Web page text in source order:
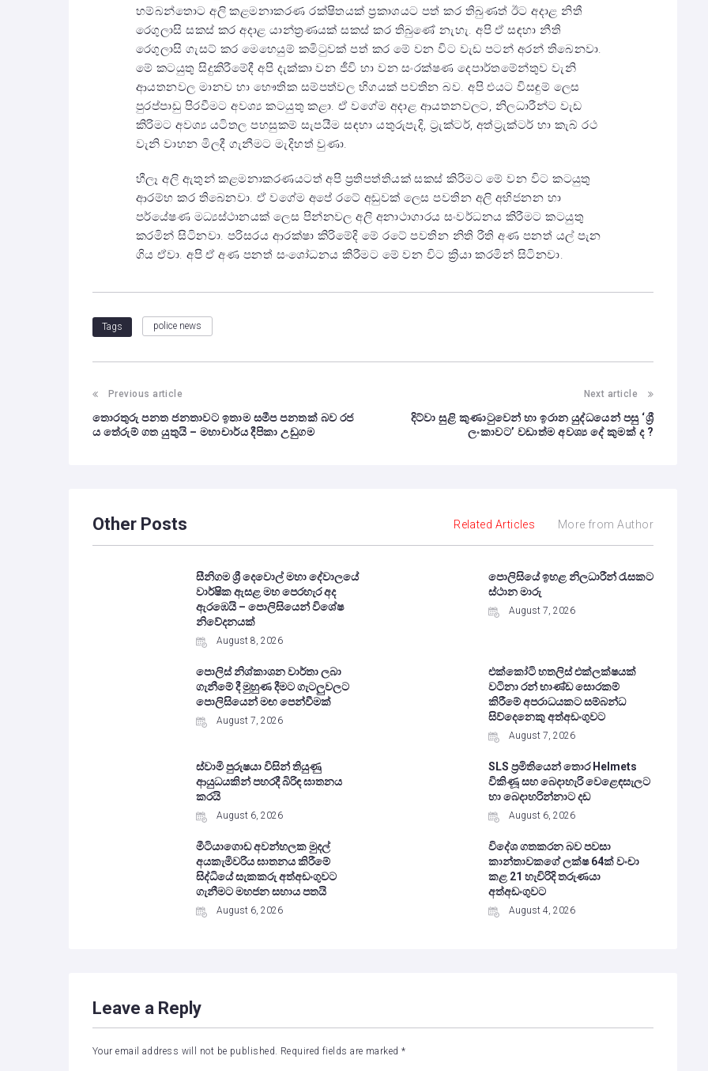
හම්බන්තොට අලි කළමනාකරණ රක්ෂිතයක් ප්‍රකාශයට පත් කර තිබුණත් ඊට අදාළ නිතී
රෙගුලාසි සකස් කර අදාළ යාන්ත්‍රණයක් සකස් කර තිබුණේ නැහැ. අපි ඒ සඳහා නීති
රෙගුලාසි ගැසට් කර මෙහෙයුම් කමිටුවක් පත් කර මේ වන විට වැඩ පටන් අරන් තිබෙනවා.
මේ කටයුතු සිදුකිරීමේදී අපි දැක්කා වන ජීවි හා වන සංරක්ෂණ දෙපාර්තමේන්තුව වැනි
ආයතනවල මානව හා භෞතික සම්පත්වල හිගයක් පවතින බව. අපි එයට විසඳුම් ලෙස
පුරප්පාඩු පිරවීමට අවශ්‍ය කටයුතු කළා. ඒ වගේම අදාළ ආයතනවලට, නිලධාරීන්ට වැඩ
කිරිමට අවශ්‍ය යටිතල පහසුකම් සැපයීම සඳහා යතුරුපැදි, ට්‍රැක්ටර්, අත්ට්‍රැක්ටර් හා කැබ් රථ
වැනි වාහන මිලදී ගැනීමට මැදිහත් වුණා.
හීලෑ අලි ඇතුන් කළමනාකරණයටත් අපි ප්‍රතිපත්තියක් සකස් කිරිමට මේ වන විට කටයුතු
ආරම්භ කර තිබෙනවා. ඒ වගේම අපේ රටේ අඩුවක් ලෙස පවතින අලි අභිජනන හා
පර්යේෂණ මධ්‍යස්ථානයක් ලෙස පින්නවල අලි අනාථාගාරය සංවර්ධනය කිරීමට කටයුතු
කරමින් සිටිනවා. පරිසරය ආරක්ෂා කිරිමේදි මේ රටේ පවතින නිති රීති අණ පනත් යල් පැන
ගිය ඒවා. අපි ඒ අණ පනත් සංශෝධනය කිරීමට මේ වන විට ක්‍රියා කරමින් සිටිනවා.
Tags police news
Previous article
තොරතුරු පනත ජනතාවට ඉතාම සමීප පනතක් බව රජ
ය තේරුම් ගත යුතුයි – මහාචාර්ය දීපිකා උඩුගම
Next article
දිට්වා සුළි කුණාටුවෙන් හා ඉරාන යුද්ධයෙන් පසු ‘ශ්‍රී
ලංකාවට’ වඩාත්ම අවශ්‍ය දේ කුමක් ද ?
Other Posts Related Articles More from Author
සීනිගම ශ්‍රී දෙවොල් මහා දේවාලයේ
වාර්ෂික ඇසළ මහ පෙරහැර අද
ඇරඹෙයි – පොලිසියෙන් විශේෂ
නිවේදනයක්
August 8, 2026
පොලිසියේ ඉහළ නිලධාරීන් රැසකට
ස්ථාන මාරු
August 7, 2026
පොලිස් නිශ්කාශන වාර්තා ලබා
ගැනීමේ දී මුහුණ දීමට ගැටලුවලට
පොලිසියෙන් මඟ පෙන්වීමක්
August 7, 2026
එක්කෝටි හතලිස් එක්ලක්ෂයක්
වටිනා රන් භාණ්ඩ සොරකම්
කිරීමේ අපරාධයකට සම්බන්ධ
සිව්දෙනෙකු අත්අඩංගුවට
August 7, 2026
ස්වාමි පුරුෂයා විසින් තියුණු
ආයුධයකින් පහරදී බිරිඳ ඝාතනය
කරයි
August 6, 2026
SLS ප්‍රමිතියෙන් තොර Helmets
විකිණූ සහ බෙදාහැරි වෙළෙඳසැලට
හා බෙදාහරින්නාට දඩ
August 6, 2026
මීටියාගොඩ අවන්හලක මුදල්
අයකැමිවරිය ඝාතනය කිරීමේ
සිද්ධියේ සැකකරු අත්අඩංගුවට
ගැනීමට මහජන සහාය පතයි
August 6, 2026
විදේශ ගතකරන බව පවසා
කාන්තාවකගේ ලක්ෂ 64ක් වංචා
කළ 21 හැවිරිදි තරුණයා
අත්අඩංගුවට
August 4, 2026
Leave a Reply
Your email address will not be published. Required fields are marked*